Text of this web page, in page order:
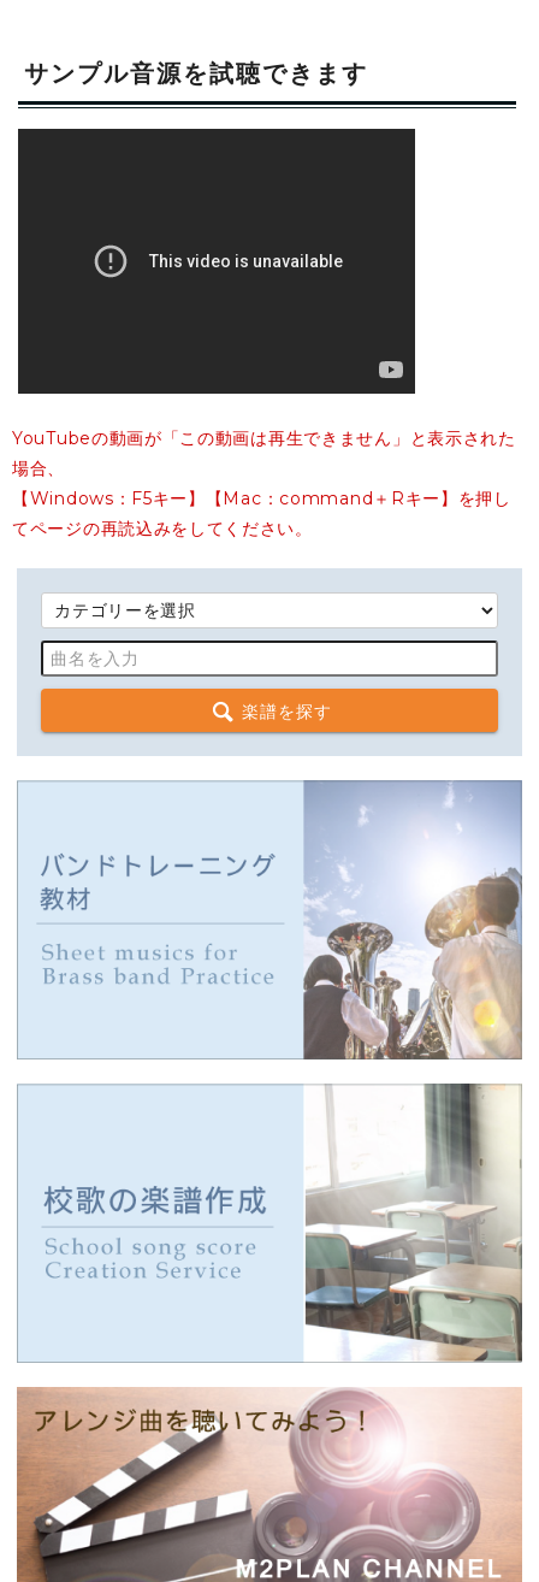
サンプル音源を試聴できます
YouTubeの動画が「この動画は再生できません」と表示された
場合、
【Windows：F5キー】【Mac：command＋Rキー】を押し
てページの再読込みをしてください。
楽譜を探す